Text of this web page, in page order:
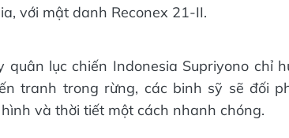
với mật danh Reconex 21-II.
quân lục chiến Indonesia Supriyono chỉ
tranh trong rừng, các binh sỹ sẽ đối
và thời tiết một cách nhanh chóng.